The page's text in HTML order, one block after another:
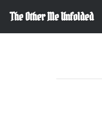
content
The Other Me Unfolded